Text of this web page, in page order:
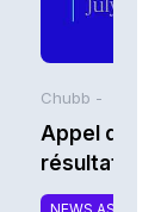
Chubb -
Appel de
résultats
2026 de